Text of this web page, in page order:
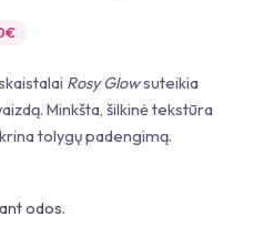
€
Rosy Glowsuteikia
Minkšta, šilkinė tekstūra
tolygų padengimą.
odos.